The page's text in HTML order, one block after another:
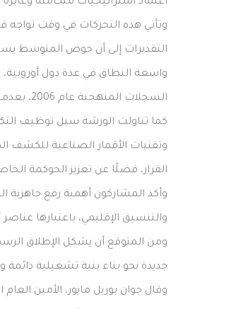
اعتماد استراتيجيات متكاملة
وتأتي هذه التحركات في وقت
السجلات المنهجية عام 2006، بعدما تجاوزت المساحات المحترقة مليون هكتار.
كما تناولت الورشة سبل توظيف
وتقنيات الأقمار الصناعية للكشف
القرار، فضلًا عن تعزيز الحوكمة
وأكد المشاركون أهمية رفع جاهزية
والتنسيق الإقليمي، باعتبارها
جديدة نحو بناء بنية تشغيلية
وقال جوان بوريل مايور، الأمين